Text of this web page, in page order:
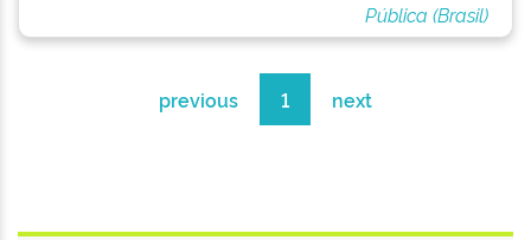
Pública (Brasil)
previous 1 next